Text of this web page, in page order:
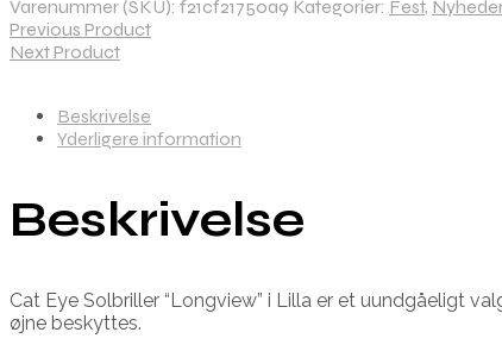
Varenummer (SKU): f21cf21750a9 Kategorier: Fest,
Previous Product
Next Product
Beskrivelse
Yderligere information
Beskrivelse
Cat Eye Solbriller “Longview” i Lilla er et uundgåeligt
øjne beskyttes.